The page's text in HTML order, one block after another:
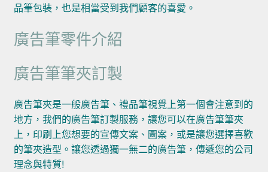
品筆包裝，也是相當受到我們顧客的喜愛。
廣告筆零件介紹
廣告筆筆夾訂製
廣告筆夾是一般廣告筆、禮品筆視覺上第一個會注意到的
地方，我們的廣告筆訂製服務，讓您可以在廣告筆筆夾
上，印刷上您想要的宣傳文案、圖案，或是讓您選擇喜歡
的筆夾造型。讓您透過獨一無二的廣告筆，傳遞您的公司
理念與特質!